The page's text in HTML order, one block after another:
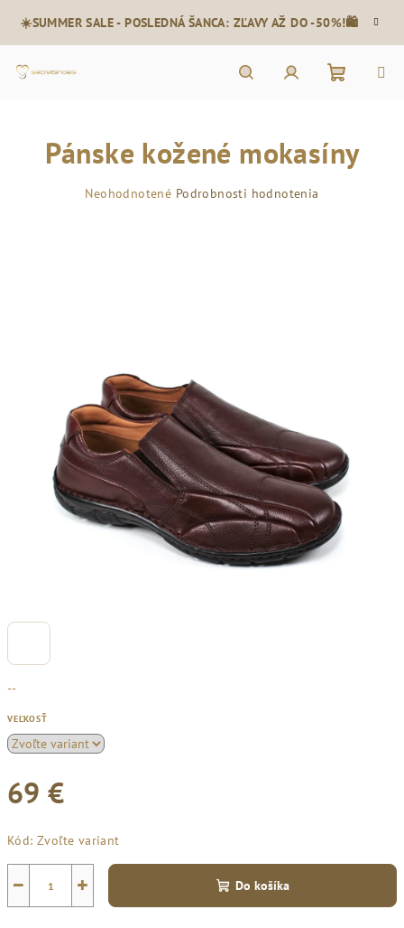
obsah
☀️SUMMER SALE - POSLEDNÁ ŠANCA: ZĽAVY AŽ DO -50%!🛍️
košík
--
VEĽKOSŤ
69 €
cena:
Kód: Zvoľte variant
+
− Do košíka
Pánske kožené mokasíny
Priemerné
Neohodnotené Podrobnosti hodnotenia